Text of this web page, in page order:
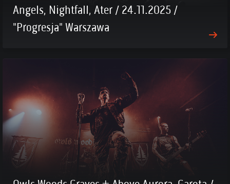
Angels, Nightfall, Ater / 24.11.2025 /
"Progresja" Warszawa